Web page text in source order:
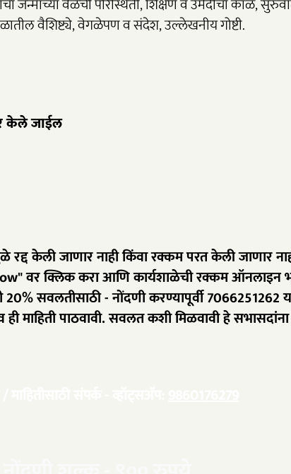
जन्माच्या वेळची परिस्थिती, शिक्षण व उमेदीचा काळ,
वैशिष्ट्ये, वेगळेपण व संदेश, उल्लेखनीय गोष्टी.
केले जाईल
केली जाणार नाही किंवा रक्कम परत केली जाणार
वर क्लिक करा आणि कार्यशाळेची रक्कम ऑनलाइन
सवलतीसाठी - नोंदणी करण्यापूर्वी 7066251262
माहिती पाठवावी. सवलत कशी मिळवावी हे सभासदांना